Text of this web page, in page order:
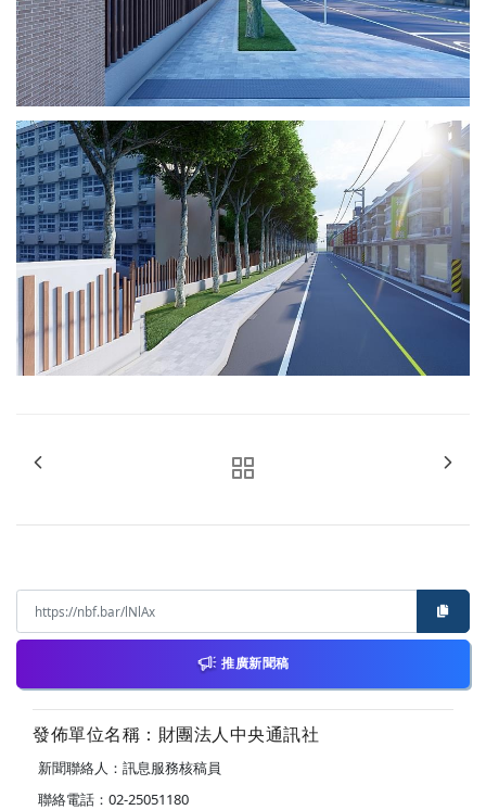
推廣新聞稿
發佈單位名稱：財團法人中央通訊社
新聞聯絡人：訊息服務核稿員
聯絡電話：02-25051180